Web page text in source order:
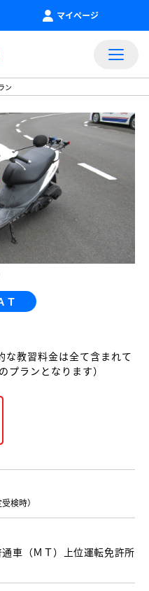
マイページ
ン
Ｔ
な教習料金は全て含まれて
プランとなります）
検時）
車（ＭＴ）上位運転免許所